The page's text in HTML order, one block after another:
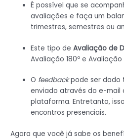
É possível que se
avaliações e faça um
trimestres, semestres ou
Este tipo deAvaliação de
Avaliação 180º e Avaliação
O feedbackpode ser dado
enviado através do e-mail
plataforma. Entretanto,
encontros presenciais.
Agora que você já sabe os